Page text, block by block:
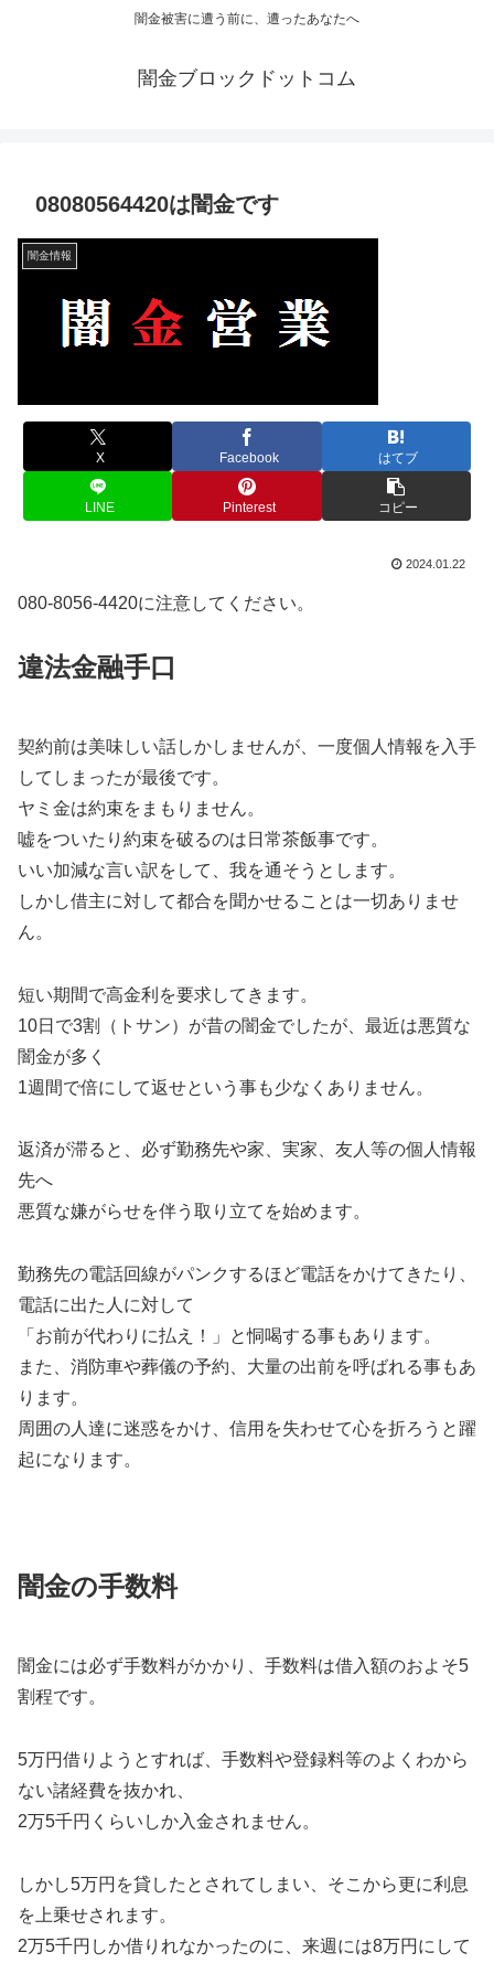
闇金被害に遭う前に、遭ったあなたへ
闇金ブロックドットコム
08080564420は闇金です
闇金情報
X Facebook はてブ
LINE Pinterest コピー
2024.01.22
080-8056-4420に注意してください。
違法金融手口
契約前は美味しい話しかしませんが、一度個人情報を入手
してしまったが最後です。
ヤミ金は約束をまもりません。
嘘をついたり約束を破るのは日常茶飯事です。
いい加減な言い訳をして、我を通そうとします。
しかし借主に対して都合を聞かせることは一切ありませ
ん。
短い期間で高金利を要求してきます。
10日で3割（トサン）が昔の闇金でしたが、最近は悪質な
闇金が多く
1週間で倍にして返せという事も少なくありません。
返済が滞ると、必ず勤務先や家、実家、友人等の個人情報
先へ
悪質な嫌がらせを伴う取り立てを始めます。
勤務先の電話回線がパンクするほど電話をかけてきたり、
電話に出た人に対して
「お前が代わりに払え！」と恫喝する事もあります。
また、消防車や葬儀の予約、大量の出前を呼ばれる事もあ
ります。
周囲の人達に迷惑をかけ、信用を失わせて心を折ろうと躍
起になります。
闇金の手数料
闇金には必ず手数料がかかり、手数料は借入額のおよそ5
割程です。
5万円借りようとすれば、手数料や登録料等のよくわから
ない諸経費を抜かれ、
2万5千円くらいしか入金されません。
しかし5万円を貸したとされてしまい、そこから更に利息
を上乗せされます。
2万5千円しか借りれなかったのに、来週には8万円にして